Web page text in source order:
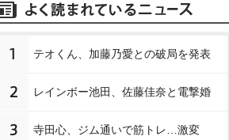
1 テオくん、加藤乃愛との破局を発表
2 レインボー池田、佐藤佳奈と電撃婚
3 寺田心、ジム通いで筋トレ…激変